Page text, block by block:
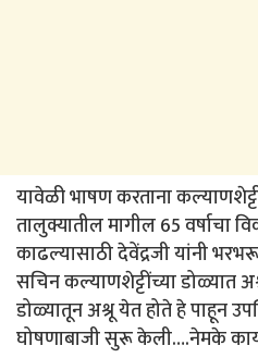
यावेळी भाषण करताना
तालुक्यातील मागील 65 वर्षाचा
काढल्यासाठी देवेंद्रजी यांनी
सचिन कल्याणशेट्टींच्या डोळ्यात
डोळ्यातून अश्रू येत होते हे पाहून
घोषणाबाजी सुरू केली….नेमके